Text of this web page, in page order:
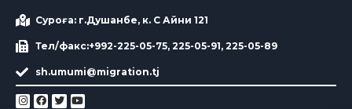
Суроға: г.Душанбе, к. С Айни 121
Тел/факс:+992-225-05-75, 225-05-91, 225-05-89
sh.umumi@migration.tj